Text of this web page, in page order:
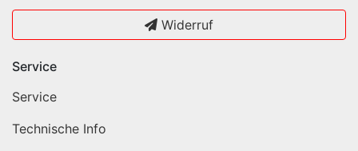
Widerruf
Service
Service
Technische Info